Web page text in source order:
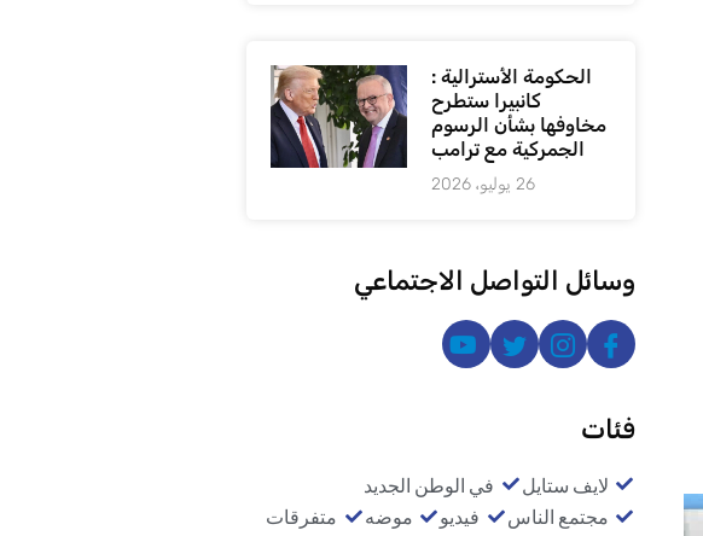
الحكومة الأسترالية :
كانبيرا ستطرح
مخاوفها بشأن الرسوم
الجمركية مع ترامب
26 يوليو، 2026
وسائل التواصل الاجتماعي
فئات
لايف ستايل
في الوطن الجديد
مجتمع الناس
فيديو موضه متفرقات